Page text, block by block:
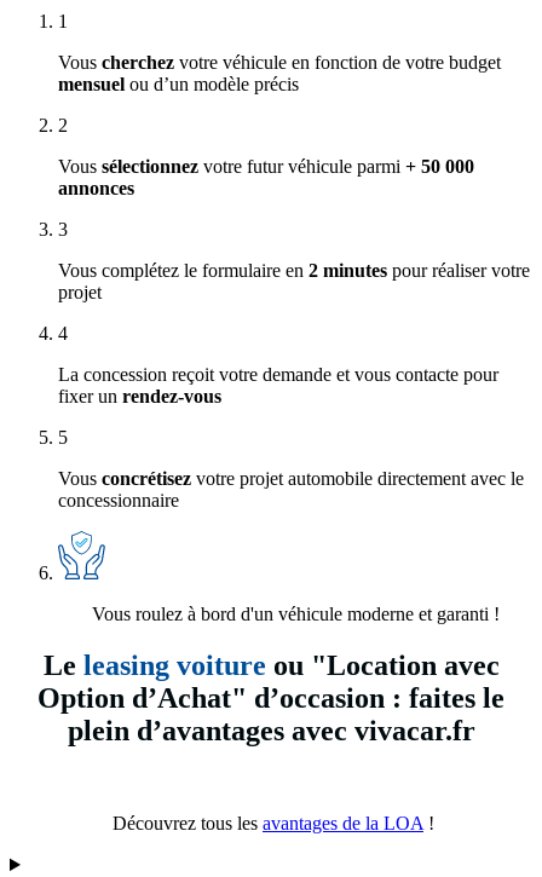
1
Vous cherchez votre véhicule en fonction de votre budget
mensuel ou d’un modèle précis
2
Vous sélectionnez votre futur véhicule parmi + 50 000
annonces
3
Vous complétez le formulaire en 2 minutes pour réaliser votre
projet
4
La concession reçoit votre demande et vous contacte pour
fixer un rendez-vous
5
Vous concrétisez votre projet automobile directement avec le
concessionnaire
Vous roulez à bord d'un véhicule moderne et garanti !
Le leasing voiture ou "Location avec
Option d’Achat" d’occasion : faites le
plein d’avantages avec vivacar.fr
Découvrez tous les avantages de la LOA !